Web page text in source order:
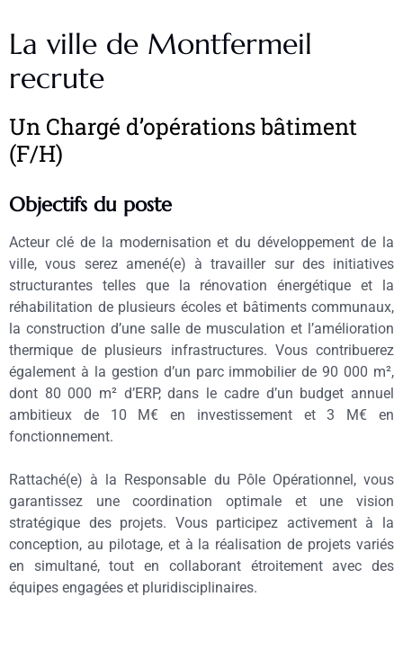
La ville de Montfermeil
recrute
Un Chargé d’opérations bâtiment
(F/H)
Objectifs du poste
Acteur clé de la modernisation et du développement de la
ville, vous serez amené(e) à travailler sur des initiatives
structurantes telles que la rénovation énergétique et la
réhabilitation de plusieurs écoles et bâtiments communaux,
la construction d’une salle de musculation et l’amélioration
thermique de plusieurs infrastructures. Vous contribuerez
également à la gestion d’un parc immobilier de 90 000 m²,
dont 80 000 m² d’ERP, dans le cadre d’un budget annuel
ambitieux de 10 M€ en investissement et 3 M€ en
fonctionnement.
Rattaché(e) à la Responsable du Pôle Opérationnel, vous
garantissez une coordination optimale et une vision
stratégique des projets. Vous participez activement à la
conception, au pilotage, et à la réalisation de projets variés
en simultané, tout en collaborant étroitement avec des
équipes engagées et pluridisciplinaires.